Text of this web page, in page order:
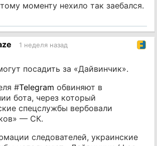
моменту нехило так заебался.
1 неделя назад
посадить за «Дайвинчик».
#Telegram обвиняют в
бота, через который
спецслужбы вербовали
— СК.
следователей, украинские